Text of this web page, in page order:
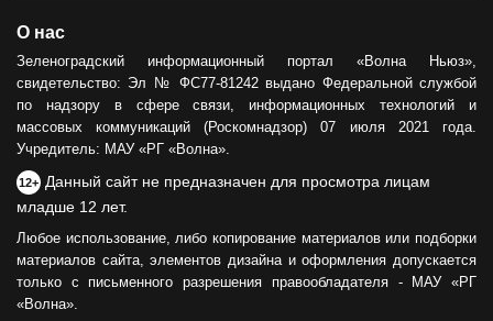
О нас
Зеленоградский информационный портал «Волна Ньюз»,
свидетельство: Эл № ФС77-81242 выдано Федеральной службой
по надзору в сфере связи, информационных технологий и
массовых коммуникаций (Роскомнадзор) 07 июля 2021 года.
Учредитель: МАУ «РГ «Волна».
12+ Данный сайт не предназначен для просмотра лицам
младше 12 лет.
Любое использование, либо копирование материалов или подборки
материалов сайта, элементов дизайна и оформления допускается
только с письменного разрешения правообладателя - МАУ «РГ
«Волна».